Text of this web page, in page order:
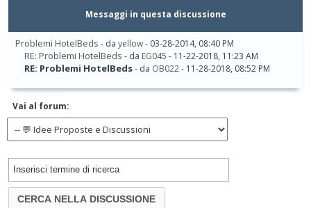
Messaggi in questa discussione
Problemi HotelBeds - da yellow- 03-28-2014, 08:40 PM
RE: Problemi HotelBeds - da EG045 - 11-22-2018, 11:23 AM
RE: Problemi HotelBeds- da OB022- 11-28-2018, 08:52 PM
Vai al forum: